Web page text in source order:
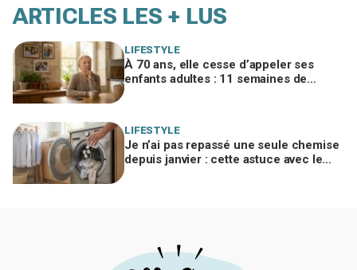
ARTICLES LES + LUS
LIFESTYLE
À 70 ans, elle cesse d’appeler ses
enfants adultes : 11 semaines de
LIFESTYLE
Je n’ai pas repassé une seule chemise
depuis janvier : cette astuce avec le